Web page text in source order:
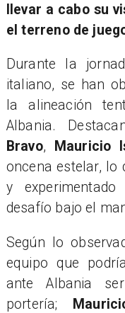
llevar a cabo su
el terreno de
Durante la
italiano, se han
la alineación
Albania.
Bravo, Mauricio
oncena estelar, lo
y
desafío bajo el
Según lo
equipo que
ante Albania
portería;